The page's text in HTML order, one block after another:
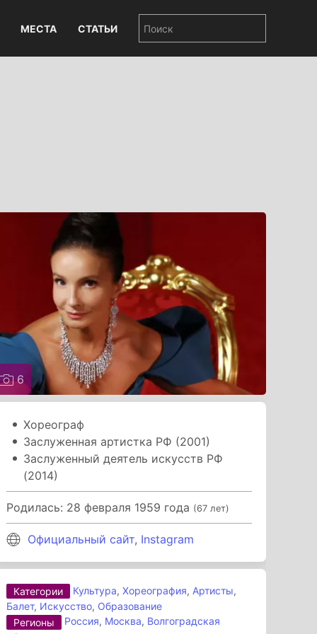
МЕСТА СТАТЬИ
6
Хореограф
Заслуженная артистка РФ (2001)
Заслуженный деятель искусств РФ
(2014)
Родилась: 28 февраля 1959 года (67 лет)
Официальный сайт, Instagram
Категории Культура,Хореография, Артисты,
Балет, Искусство, Образование
Регионы
Россия, Москва, Волгоградская